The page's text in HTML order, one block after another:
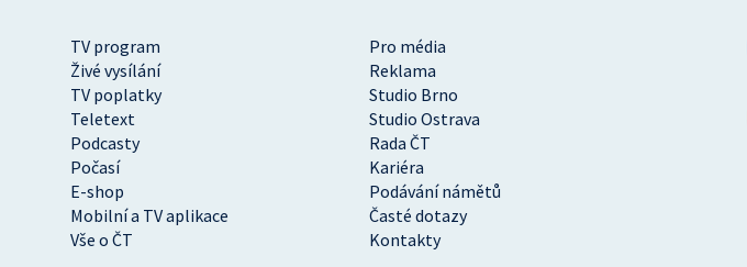
TV program
Pro média
Živé vysílání
Reklama
TV poplatky
Studio Brno
Teletext
Studio Ostrava
Podcasty
Rada ČT
Počasí
Kariéra
E-shop
Podávání námětů
Mobilní a TV aplikace
Časté dotazy
Vše o ČT
Kontakty